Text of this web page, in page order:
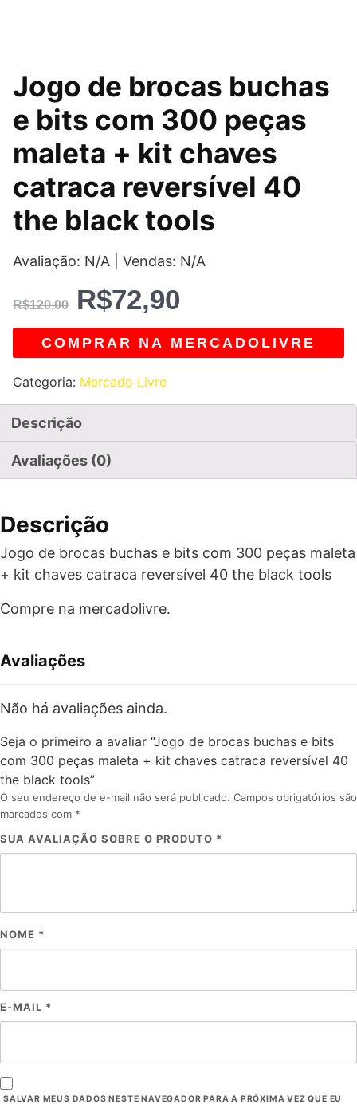
Jogo de brocas buchas
e bits com 300 peças
maleta + kit chaves
catraca reversível 40
the black tools
Avaliação: N/A | Vendas: N/A
R$120,00
O
preço
original
era:
R$120,00.
R$72,90
O
preço
atual
é:
R$72,90.
COMPRAR NA MERCADOLIVRE
Categoria: Mercado Livre
Descrição
Avaliações (0)
Descrição
Jogo de brocas buchas e bits com 300 peças maleta
+ kit chaves catraca reversível 40 the black tools
Compre na mercadolivre.
Avaliações
Não há avaliações ainda.
Seja o primeiro a avaliar “Jogo de brocas buchas e bits
com 300 peças maleta + kit chaves catraca reversível 40
the black tools”
O seu endereço de e-mail não será publicado. Campos obrigatórios são
marcados com *
SUA AVALIAÇÃO SOBRE O PRODUTO *
NOME *
E-MAIL *
SALVAR MEUS DADOS NESTE NAVEGADOR PARA A PRÓXIMA VEZ QUE EU